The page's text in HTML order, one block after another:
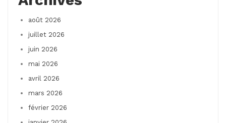
août 2026
juillet 2026
juin 2026
mai 2026
avril 2026
mars 2026
février 2026